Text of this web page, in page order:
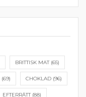
BRITTISK MAT(65)
(69) CHOKLAD (96)
EFTERRÄTT(88)